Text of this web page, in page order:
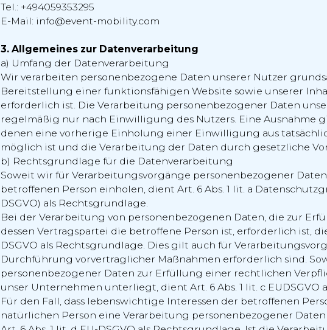
Tel.: +494059353295
E-Mail: info@event-mobility.com
3. Allgemeines zur Datenverarbeitung
a) Umfang der Datenverarbeitung
Wir verarbeiten personenbezogene Daten unserer Nutzer
Bereitstellung einer funktionsfähigen Website sowie unserer
erforderlich ist. Die Verarbeitung personenbezogener Daten
regelmäßig nur nach Einwilligung des Nutzers. Eine Ausnahme
denen eine vorherige Einholung einer Einwilligung aus
möglich ist und die Verarbeitung der Daten durch gesetzliche
b) Rechtsgrundlage für die Datenverarbeitung
Soweit wir für Verarbeitungsvorgänge personenbezogener
betroffenen Person einholen, dient Art. 6 Abs. 1 lit. a
DSGVO) als Rechtsgrundlage.
Bei der Verarbeitung von personenbezogenen Daten, die zur
dessen Vertragspartei die betroffene Person ist, erforderlich ist,
DSGVO als Rechtsgrundlage. Dies gilt auch für
Durchführung vorvertraglicher Maßnahmen erforderlich sind.
personenbezogener Daten zur Erfüllung einer rechtlichen
unser Unternehmen unterliegt, dient Art. 6 Abs. 1 lit. c EUDSGVO
Für den Fall, dass lebenswichtige Interessen der betroffenen
natürlichen Person eine Verarbeitung personenbezogener